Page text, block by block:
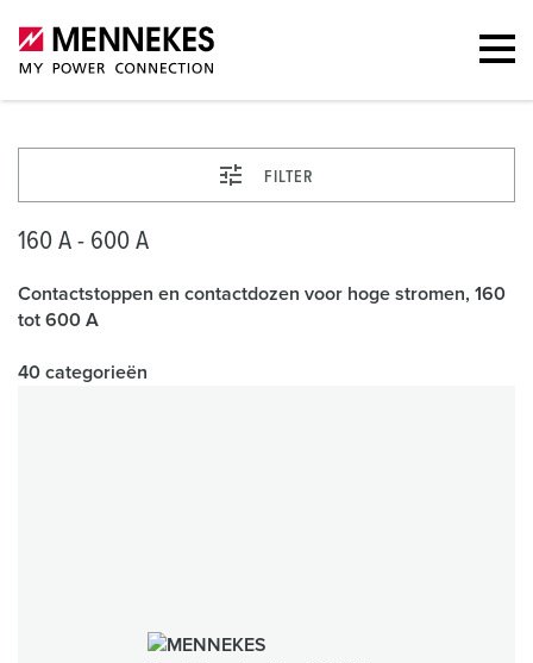
FILTER
160 A - 600 A
Contactstoppen en contactdozen voor hoge stromen, 160
tot 600 A
40 categorieën